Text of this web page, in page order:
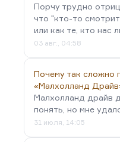
Порчу трудно
что "кто-то
или как те, кто нас
03 авг., 04:58
Почему так сложно
«Малхолланд
Малхолланд драйв
понять, но мне
31 июля, 14:05